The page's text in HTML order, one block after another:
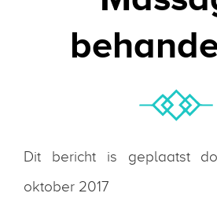
Dit bericht is geplaatst
oktober 2017